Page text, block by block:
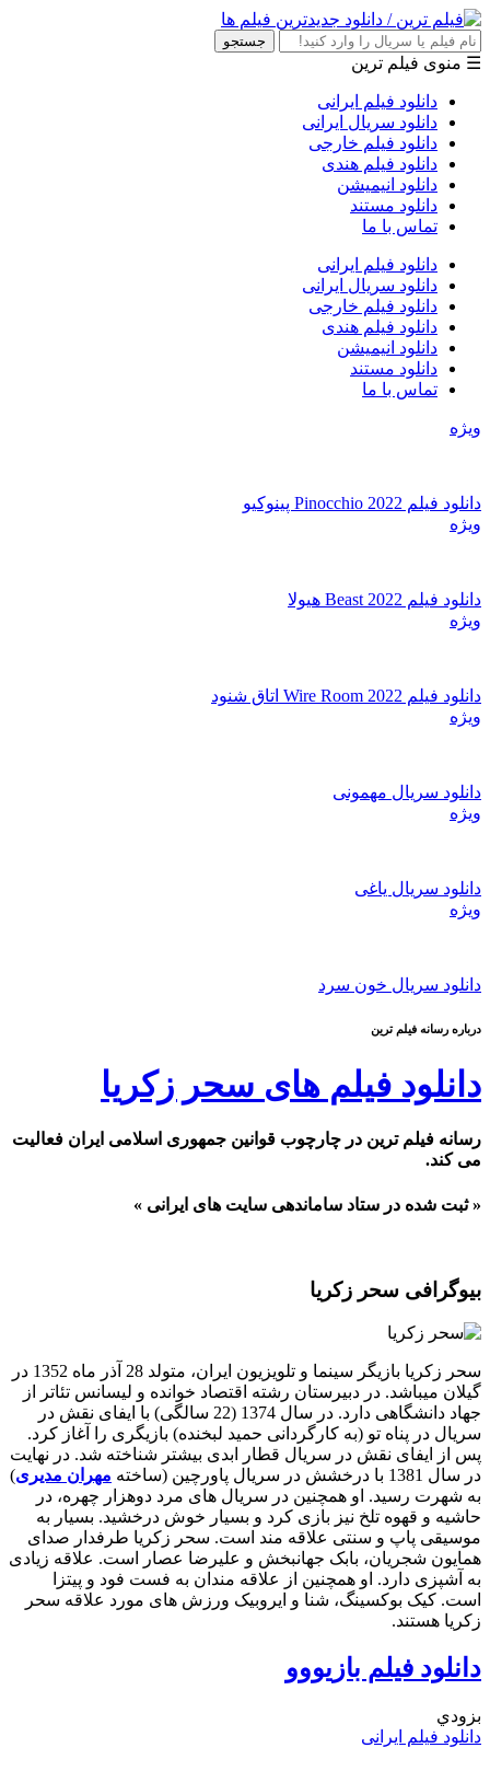
جستجو
☰ منوی فیلم ترین
دانلود فیلم ایرانی
دانلود سریال ایرانی
دانلود فیلم خارجی
دانلود فیلم هندی
دانلود انیمیشن
دانلود مستند
تماس با ما
دانلود فیلم ایرانی
دانلود سریال ایرانی
دانلود فیلم خارجی
دانلود فیلم هندی
دانلود انیمیشن
دانلود مستند
تماس با ما
ویژه
دانلود فیلم Pinocchio 2022 پینوکیو
ویژه
دانلود فیلم Beast 2022 هیولا
ویژه
دانلود فیلم Wire Room 2022 اتاق شنود
ویژه
دانلود سریال مهمونی
ویژه
دانلود سریال یاغی
ویژه
دانلود سریال خون سرد
درباره رسانه فیلم ترین
دانلود فیلم های سحر زکریا
رسانه فیلم ترین در چارچوب قوانین جمهوری اسلامی ایران فعالیت
می کند.
« ثبت شده در ستاد ساماندهی سایت های ایرانی »
بیوگرافی سحر زکریا
سحر زکریا بازیگر سینما و تلویزیون ایران، متولد 28 آذر ماه 1352 در
گیلان میباشد. در دبیرستان رشته اقتصاد خوانده و لیسانس تئاتر از
جهاد دانشگاهی دارد. در سال 1374 (22 سالگی) با ایفای نقش در
سریال در پناه تو (به کارگردانی حمید لبخنده) بازیگری را آغاز کرد.
پس از ایفای نقش در سریال قطار ابدی بیشتر شناخته شد. در نهایت
در سال 1381 با درخشش در سریال پاورچین (ساخته
مهران مدیری)
به شهرت رسید. او همچنین در سریال های مرد دوهزار چهره، در
حاشیه و قهوه تلخ نیز بازی کرد و بسیار خوش درخشید. بسیار به
موسیقی پاپ و سنتی علاقه مند است. سحر زکریا طرفدار صدای
همایون شجریان، بابک جهانبخش و علیرضا عصار است. علاقه زیادی
به آشپزی دارد. او همچنین از علاقه مندان به فست فود و پیتزا
است. کیک بوکسینگ، شنا و ایروبیک ورزش های مورد علاقه سحر
زکریا هستند.
دانلود فیلم بازيووو
بزودي
دانلود فیلم ایرانی